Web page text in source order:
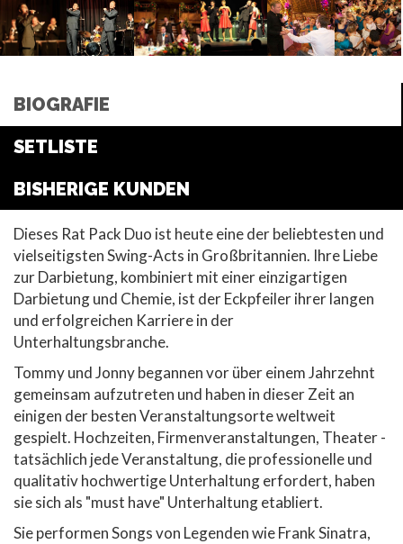
BIOGRAFIE
SETLISTE
BISHERIGE KUNDEN
Dieses Rat Pack Duo ist heute eine der beliebtesten und
vielseitigsten Swing-Acts in Großbritannien. Ihre Liebe
zur Darbietung, kombiniert mit einer einzigartigen
Darbietung und Chemie, ist der Eckpfeiler ihrer langen
und erfolgreichen Karriere in der
Unterhaltungsbranche.
Tommy und Jonny begannen vor über einem Jahrzehnt
gemeinsam aufzutreten und haben in dieser Zeit an
einigen der besten Veranstaltungsorte weltweit
gespielt. Hochzeiten, Firmenveranstaltungen, Theater -
tatsächlich jede Veranstaltung, die professionelle und
qualitativ hochwertige Unterhaltung erfordert, haben
sie sich als "must have" Unterhaltung etabliert.
Sie performen Songs von Legenden wie Frank Sinatra,